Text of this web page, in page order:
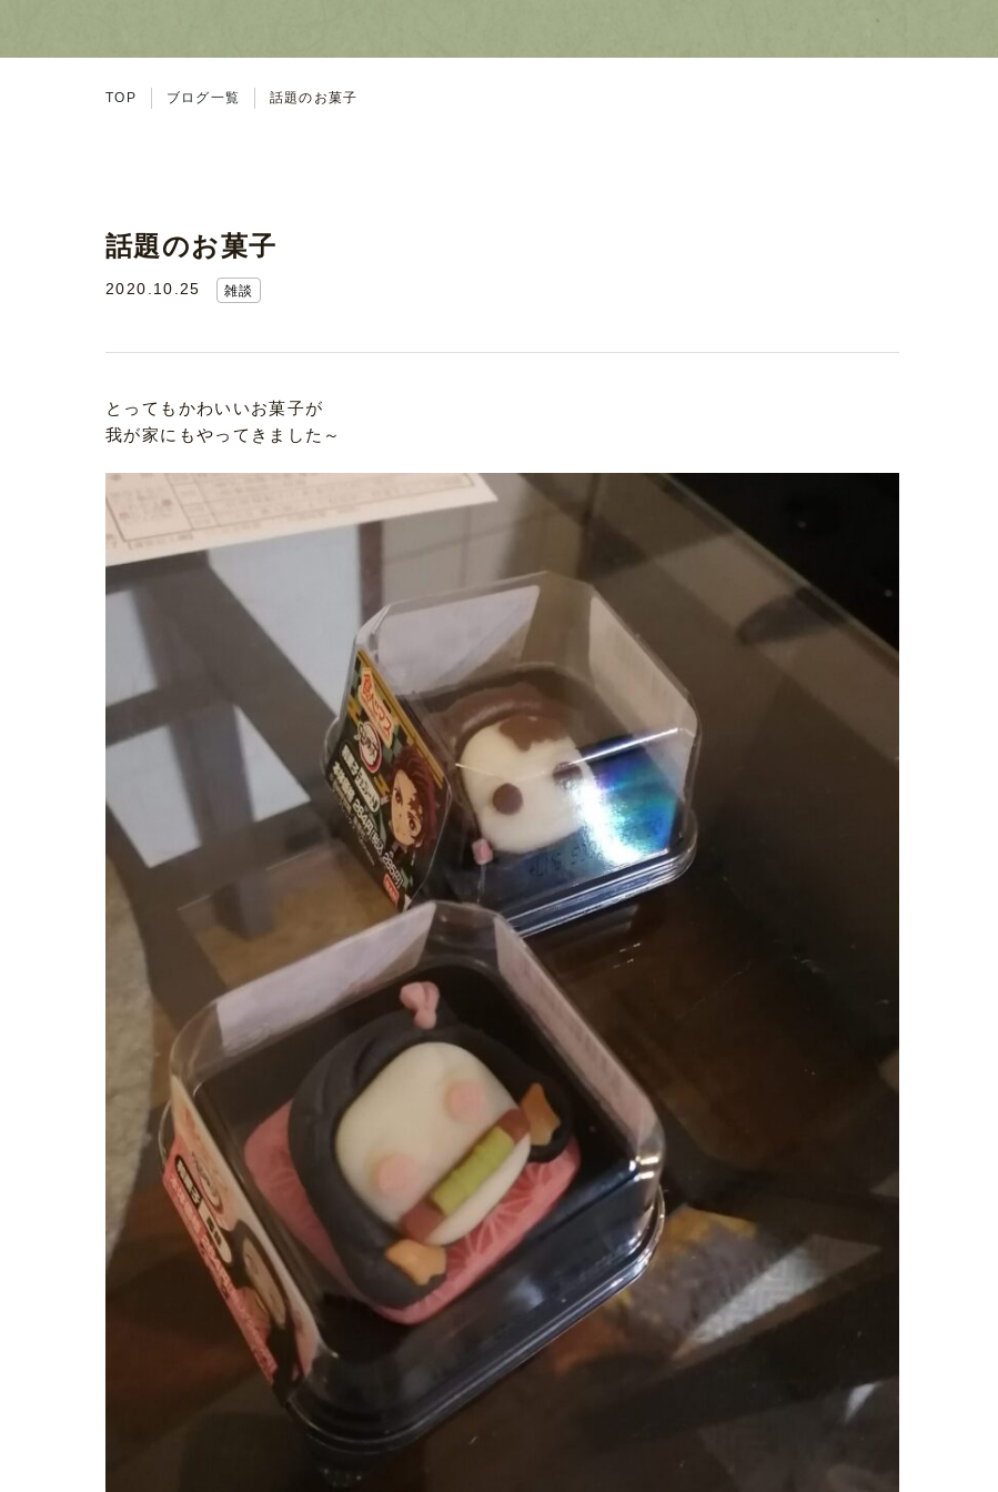
TOP ブログ一覧 話題のお菓子
話題のお菓子
2020.10.25 雑談
とってもかわいいお菓子が
我が家にもやってきました～